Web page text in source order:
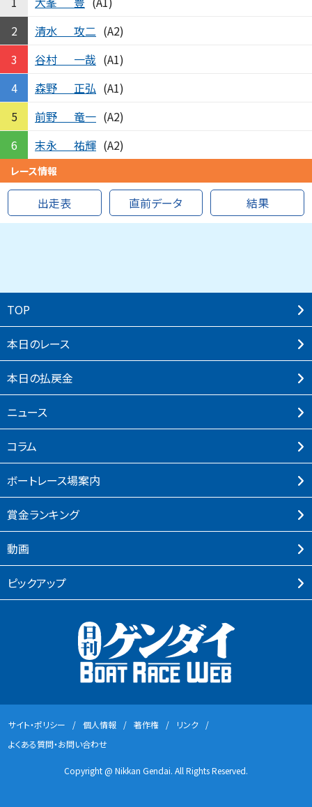
2
清水 攻二 (A2)
3
谷村 一哉 (A1)
4
森野 正弘 (A1)
5
前野 竜一 (A2)
6
末永 祐輝 (A2)
レース情報
出走表 直前データ 結果
TOP
本⽇のレース
本⽇の払戻⾦
ニュース
コラム
ボートレース場案内
賞⾦ランキング
動画
ピックアップ
サイト・ポリシー 個⼈情報 著作権
リンク
よくある質問・お問い合わせ
Copyright @ Nikkan Gendai. All Rights Reserved.